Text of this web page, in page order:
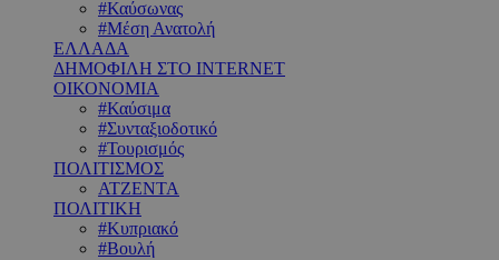
#Καύσωνας
#Μέση Ανατολή
ΕΛΛΑΔΑ
ΔΗΜΟΦΙΛΗ ΣΤΟ INTERNET
ΟΙΚΟΝΟΜΙΑ
#Καύσιμα
#Συνταξιοδοτικό
#Τουρισμός
ΠΟΛΙΤΙΣΜΟΣ
ΑΤΖΕΝΤΑ
ΠΟΛΙΤΙΚΗ
#Κυπριακό
#Βουλή